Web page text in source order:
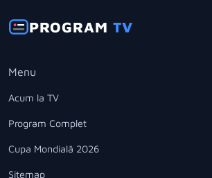
PROGRAMTV
Menu
Acum la TV
Program Complet
Cupa Mondială 2026
Sitemap